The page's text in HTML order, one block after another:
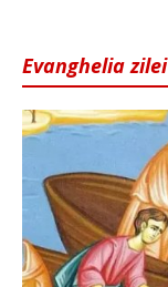
Evanghelia zilei